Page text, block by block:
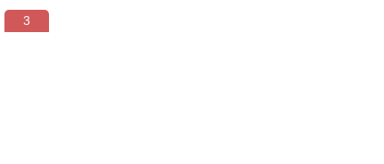
3